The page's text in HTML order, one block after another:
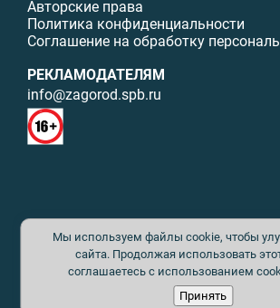
Авторские права
Политика конфиденциальности
Соглашение на обработку
РЕКЛАМОДАТЕЛЯМ
info@zagorod.spb.ru
© ИП Малыщева Б.Л. Все права защищены.
данного сайта возможна только с письменного
цитировании ссылка на www.zagorod.spb.ru
несет ответственности за содержание рекламных
рекламируемые товары и услуги имеют
лицензии. Перепечатка любых материалов без
Мы используем файлы cookie, чтобы
сайта. Продолжая использовать
соглашаетесь с использованием
Принять